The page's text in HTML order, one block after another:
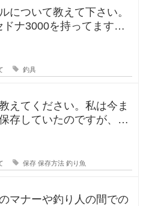
について教えて下さい。
ナ3000を持ってます。
釣具
えてください。私は今ま
存していたのですが、人
保存 保存方法 釣り魚
マナーや釣り人の間での